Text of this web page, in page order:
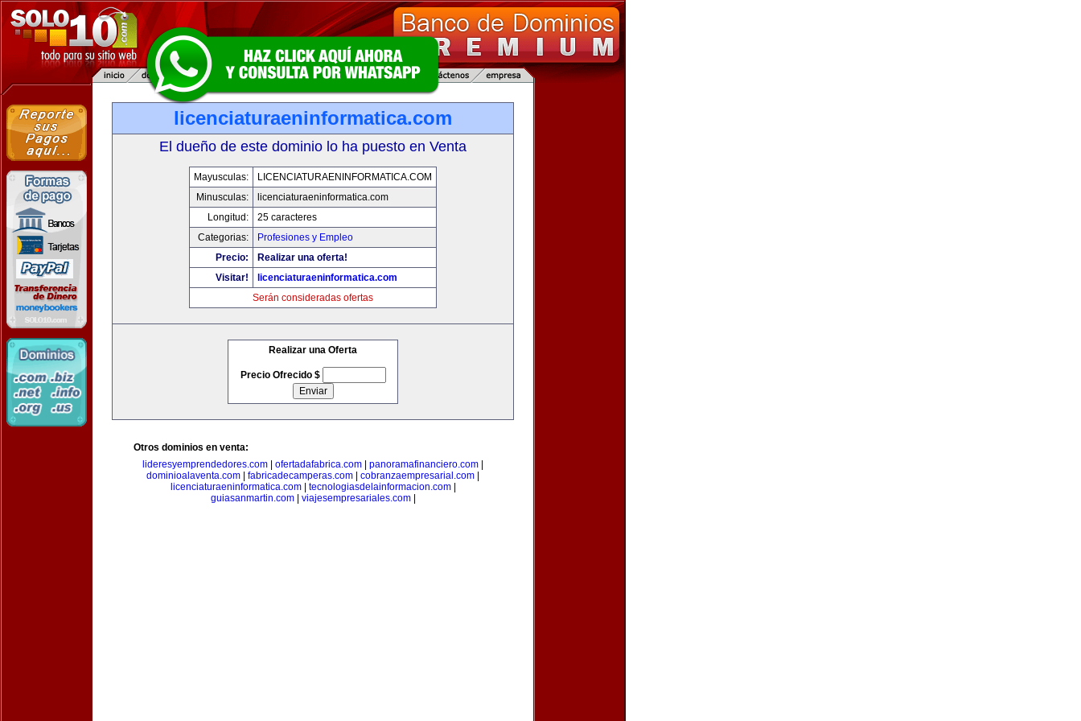
licenciaturaeninformatica.com
El dueño de este dominio lo ha puesto en Venta
Mayusculas:
LICENCIATURAENINFORMATICA.COM
Minusculas:
licenciaturaeninformatica.com
Longitud:
25 caracteres
Categorias:
Profesiones y Empleo
Precio:
Realizar una oferta!
Visitar!
licenciaturaeninformatica.com
Serán consideradas ofertas
Realizar una Oferta
Precio Ofrecido $
Otros dominios en venta:
lideresyemprendedores.com
ofertadafabrica.com panoramafinanciero.com
dominioalaventa.com
fabricadecamperas.com cobranzaempresarial.com
licenciaturaeninformatica.com| tecnologiasdelainformacion.com|
guiasanmartin.com| viajesempresariales.com|